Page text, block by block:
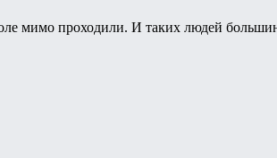
мимо проходили. И таких людей